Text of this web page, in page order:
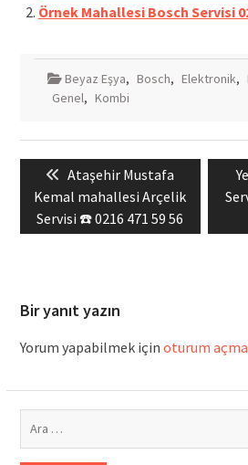
Örnek Mahallesi Bosch Servisi
Beyaz Eşya, Bosch, Elektronik,
Genel, Kombi
gezinmesi
Previous
post:
Ataşehir Mustafa
Kemal mahallesi Arçelik
Servisi ☎️ 0216 471 59 56
Bir yanıt yazın
Yorum yapabilmek için oturum